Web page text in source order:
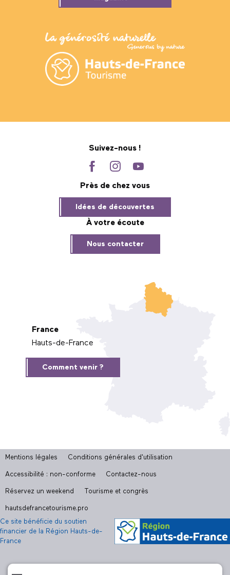
Suivez-nous !
Près de chez vous
Idées de découvertes
À votre écoute
Nous contacter
France
Hauts-de-France
Comment venir ?
Mentions légales Conditions générales d'utilisation
Accessibilité : non-conforme Contactez-nous
Réservez un weekend Tourisme et congrès
hautsdefrancetourisme.pro
Ce site bénéficie du soutien
financier de la Région Hauts-de-
France